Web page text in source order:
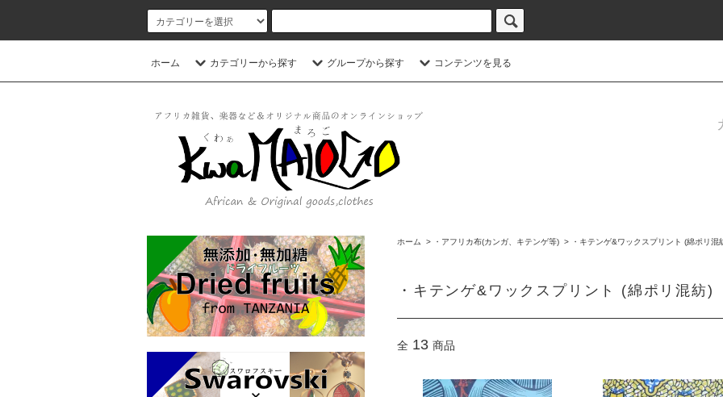
ホーム カテゴリーから探す グループから探す コンテンツを見る
ホーム > ・アフリカ布(カンガ、キテンゲ等) > ・キテンゲ&ワックスプリント (綿ポリ混
・キテンゲ&ワックスプリント (綿ポリ混紡)
全 13 商品